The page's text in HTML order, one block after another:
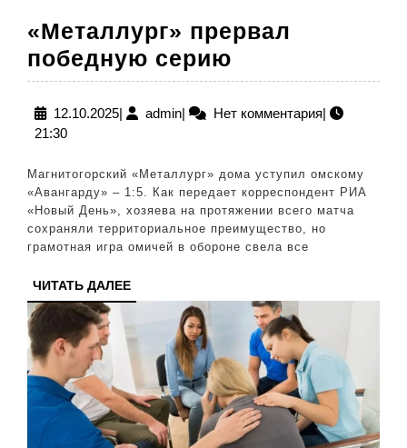
«Металлург» прервал
победную серию
прервал
победную
12.10.202512.10.2025
| adminadmin
| Нет комментария|
21:30
Магнитогорский «Металлург» дома уступил омскому
«Авангарду» – 1:5. Как передает корреспондент РИА
«Новый День», хозяева на протяжении всего матча
сохраняли территориальное преимущество, но
грамотная игра омичей в обороне свела все
ЧИТАТЬ ДАЛЕЕЧИТАТЬ
ДАЛЕЕ